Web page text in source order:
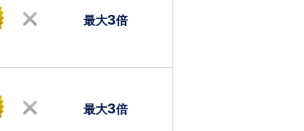
最大3倍
最大3倍